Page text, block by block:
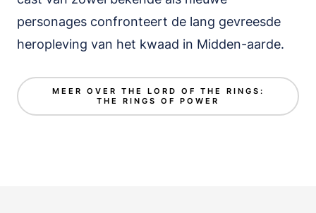
personages confronteert de lang gevreesde
heropleving van het kwaad in Midden-aarde.
MEER OVER THE LORD OF THE RINGS:
THE RINGS OF POWER